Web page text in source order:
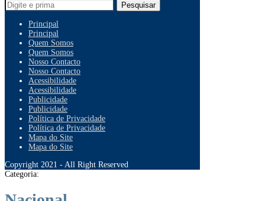
Pesquisar
Principal
Principal
Quem Somos
Quem Somos
Nosso Contacto
Nosso Contacto
Acessibilidade
Acessibilidade
Publicidade
Publicidade
Política de Privacidade
Política de Privacidade
Mapa do Site
Mapa do Site
Copyright 2021 - All Right Reserved
Categoria: